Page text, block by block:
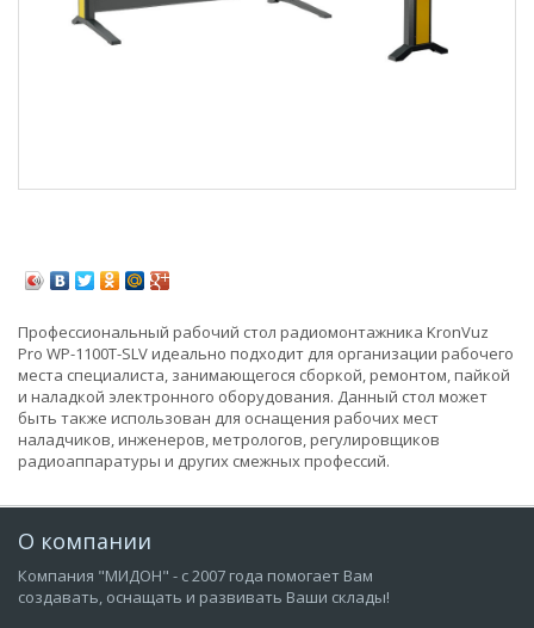
Профессиональный рабочий стол радиомонтажника KronVuz
Pro WP-1100T-SLV идеально подходит для организации рабочего
места специалиста, занимающегося сборкой, ремонтом, пайкой
и наладкой электронного оборудования. Данный стол может
быть также использован для оснащения рабочих мест
наладчиков, инженеров, метрологов, регулировщиков
радиоаппаратуры и других смежных профессий.
О компании
Компания "МИДОН" - с 2007 года помогает Вам
создавать, оснащать и развивать Ваши склады!